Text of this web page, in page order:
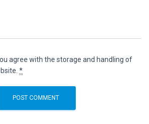
agree with the storage and handling of
*